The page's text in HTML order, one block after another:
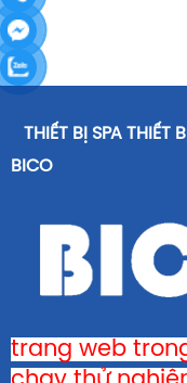
THIẾT BỊ SPA THIẾT
BICO
trang web